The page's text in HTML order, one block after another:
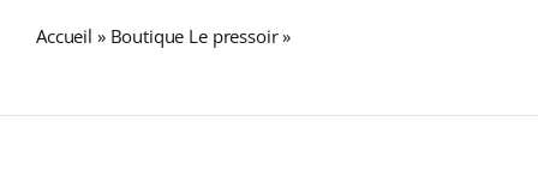
SPIRITUEUX
Accueil » Boutique Le pressoir»